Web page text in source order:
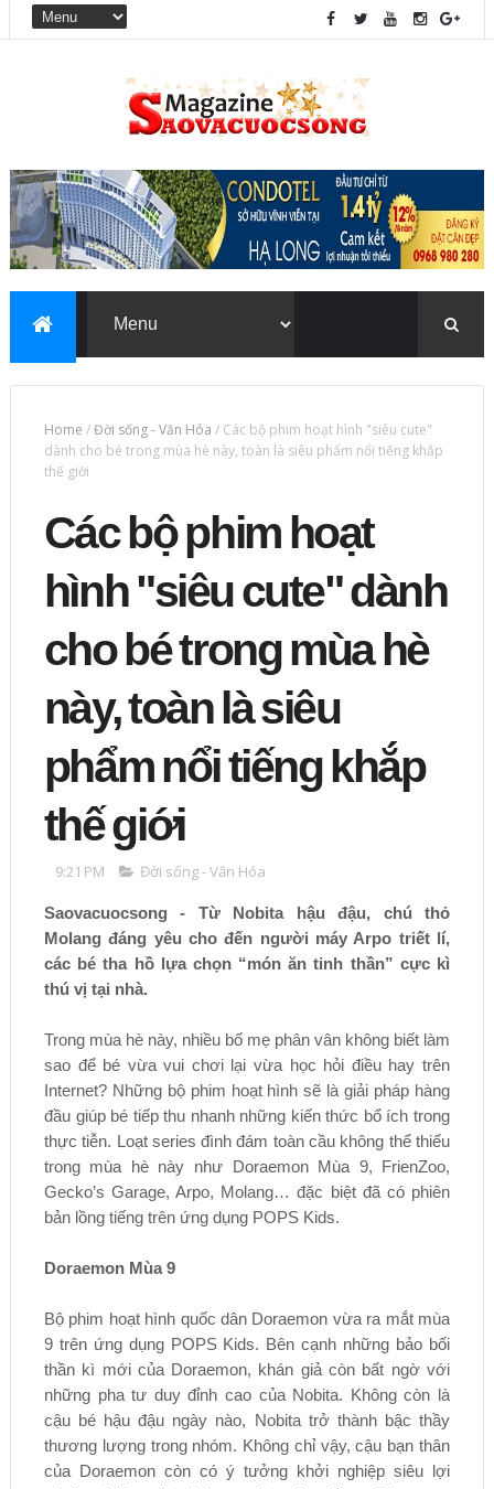
Home /Đời sống - Văn Hóa / Các bộ phim hoạt hình "siêu cute"
dành cho bé trong mùa hè này, toàn là siêu phẩm nổi tiếng khắp
thế giới
Các bộ phim hoạt
hình "siêu cute" dành
cho bé trong mùa hè
này, toàn là siêu
phẩm nổi tiếng khắp
thế giới
9:21 PM Đời sống - Văn Hóa
Saovacuocsong - Từ Nobita hậu đậu, chú thỏ
Molang đáng yêu cho đến người máy Arpo triết lí,
các bé tha hồ lựa chọn “món ăn tinh thần” cực kì
thú vị tại nhà.
Trong mùa hè này, nhiều bố mẹ phân vân không biết làm
sao để bé vừa vui chơi lại vừa học hỏi điều hay trên
Internet? Những bộ phim hoạt hình sẽ là giải pháp hàng
đầu giúp bé tiếp thu nhanh những kiến thức bổ ích trong
thực tiễn. Loạt series đình đám toàn cầu không thể thiếu
trong mùa hè này như Doraemon Mùa 9, FrienZoo,
Gecko’s Garage, Arpo, Molang… đặc biệt đã có phiên
bản lồng tiếng trên ứng dụng POPS Kids.
Doraemon Mùa 9
Bộ phim hoạt hình quốc dân Doraemon vừa ra mắt mùa
9 trên ứng dụng POPS Kids. Bên cạnh những bảo bối
thần kì mới của Doraemon, khán giả còn bất ngờ với
những pha tư duy đỉnh cao của Nobita. Không còn là
cậu bé hậu đậu ngày nào, Nobita trở thành bậc thầy
thương lượng trong nhóm. Không chỉ vậy, cậu bạn thân
của Doraemon còn có ý tưởng khởi nghiệp siêu lợi